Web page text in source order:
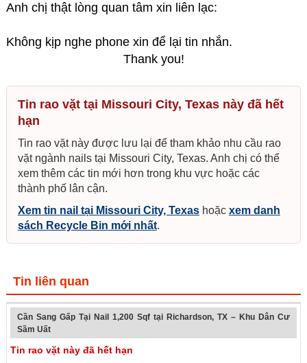
Anh chị thật lòng quan tâm xin liên lạc:
Không kịp nghe phone xin để lại tin nhắn.
Thank you!
Tin rao vặt tại Missouri City, Texas này đã hết
hạn
Tin rao vặt này được lưu lại để tham khảo nhu cầu rao
vặt ngành nails tại Missouri City, Texas. Anh chị có thể
xem thêm các tin mới hơn trong khu vực hoặc các
thành phố lân cận.
Xem tin nail tại Missouri City, Texashoặc xem danh
sách Recycle Bin mới nhất.
Tin liên quan
Cần Sang Gấp Tại Nail 1,200 Sqf tại Richardson, TX – Khu Dân Cư
Sầm Uất
Tin rao vặt này đã hết hạn